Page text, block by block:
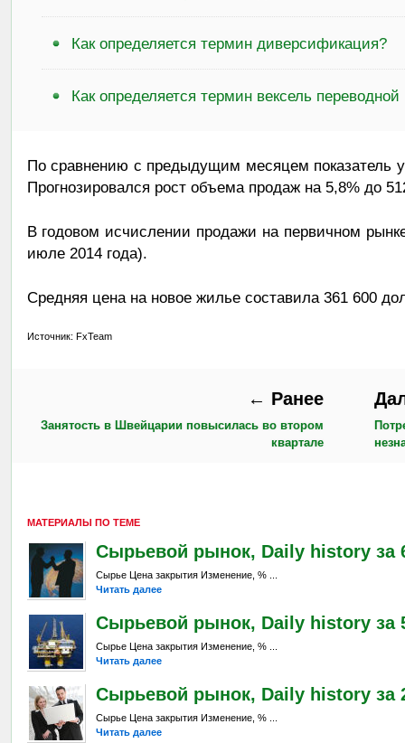
Как определяется термин диверсификация?
Как определяется термин вексель переводной
По сравнению с предыдущим месяцем показатель
Прогнозировался рост объема продаж на 5,8% до
В годовом исчислении продажи на первичном
июле 2014 года).
Средняя цена на новое жилье составила 361 600
Источник: FxTeam
← Ранее
Занятость в Швейцарии повысилась во втором
квартале
МАТЕРИАЛЫ ПО ТЕМЕ
Сырьевой рынок, Daily history за 6
Сырье Цена закрытия Изменение, % ...
Читать далее
Сырьевой рынок, Daily history за
Сырье Цена закрытия Изменение, % ...
Читать далее
Сырьевой рынок, Daily history за
Сырье Цена закрытия Изменение, % ...
Читать далее